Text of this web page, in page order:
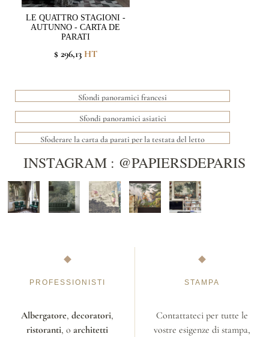
LE QUATTRO STAGIONI -
AUTUNNO - CARTA DE
PARATI
$ 296,13HT
Sfondi panoramici francesi
Sfondi panoramici asiatici
Sfoderare la carta da parati per la testata del letto
INSTAGRAM : @PAPIERSDEPARIS
PROFESSIONISTI
Albergatore, decoratori,
ristoranti, o architetti
STAMPA
Contattateci per tutte le
vostre esigenze di stampa,